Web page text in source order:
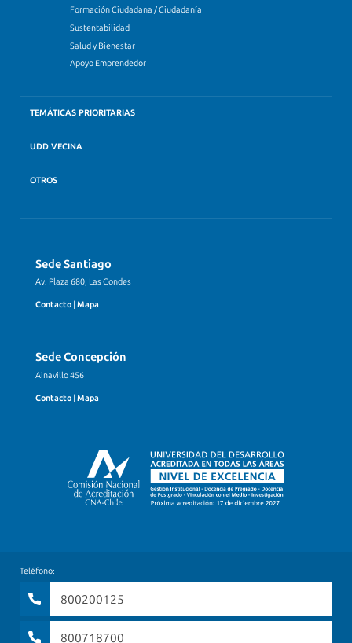
Formación Ciudadana / Ciudadanía
Sustentabilidad
Salud y Bienestar
Apoyo Emprendedor
TEMÁTICAS PRIORITARIAS
UDD VECINA
OTROS
Sede Santiago
Av. Plaza 680, Las Condes
Contacto Mapa
Sede Concepción
Ainavillo 456
Contacto | Mapa
Teléfono:
800200125
800718700